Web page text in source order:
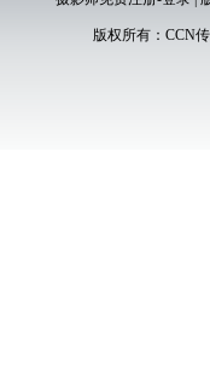
版权所有： CCN